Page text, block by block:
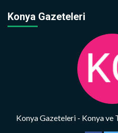
Konya Gazeteleri
Konya Gazeteleri - Konya ve